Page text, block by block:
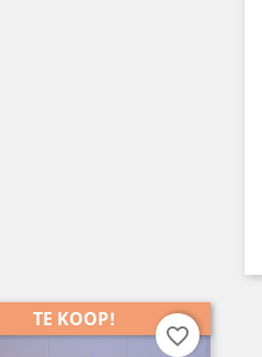
TE KOOP!
favorite_border